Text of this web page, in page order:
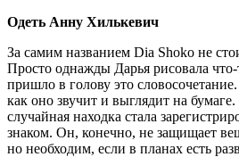
Одеть Анну Хилькевич
За самим названием Dia Shoko не
Просто однажды Дарья рисовала
пришло в голову это
как оно звучит и выглядит на бумаге.
случайная находка стала
знаком. Он, конечно, не защищает
но необходим, если в планах есть